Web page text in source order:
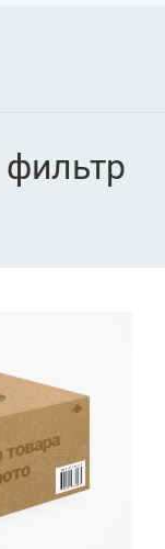
фильтр